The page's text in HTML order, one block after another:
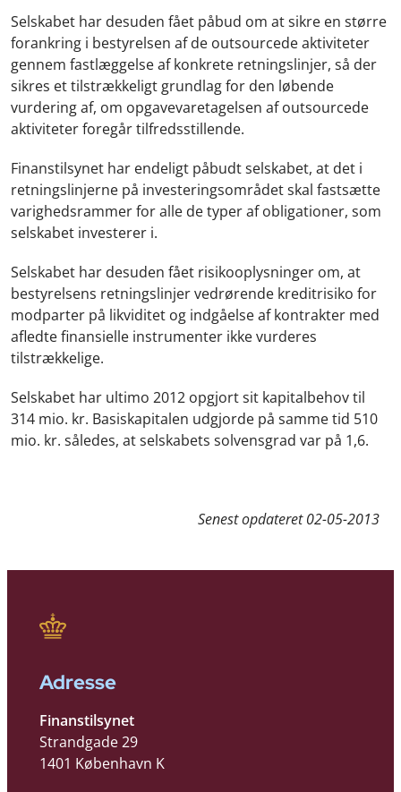
Selskabet har desuden fået påbud om at sikre en større
forankring i bestyrelsen af de outsourcede aktiviteter
gennem fastlæggelse af konkrete retningslinjer, så der
sikres et tilstrækkeligt grundlag for den løbende
vurdering af, om opgavevaretagelsen af outsourcede
aktiviteter foregår tilfredsstillende.
Finanstilsynet har endeligt påbudt selskabet, at det i
retningslinjerne på investeringsområdet skal fastsætte
varighedsrammer for alle de typer af obligationer, som
selskabet investerer i.
Selskabet har desuden fået risikooplysninger om, at
bestyrelsens retningslinjer vedrørende kreditrisiko for
modparter på likviditet og indgåelse af kontrakter med
afledte finansielle instrumenter ikke vurderes
tilstrækkelige.
Selskabet har ultimo 2012 opgjort sit kapitalbehov til
314 mio. kr. Basiskapitalen udgjorde på samme tid 510
mio. kr. således, at selskabets solvensgrad var på 1,6.
Senest opdateret02-05-2013
Adresse
Finanstilsynet
Strandgade 29
1401 København K